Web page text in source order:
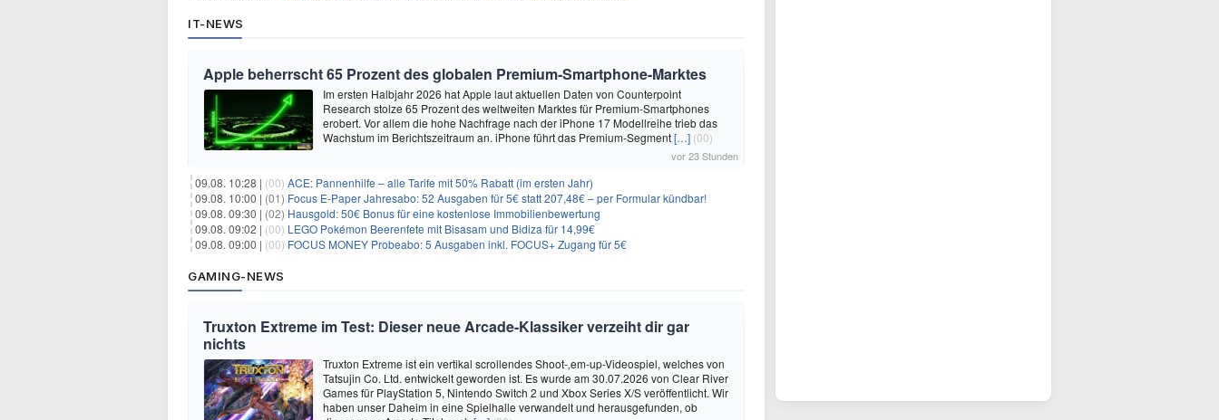
IT-NEWS
Apple beherrscht 65 Prozent des globalen Premium-Smartphone-Marktes
Im ersten Halbjahr 2026 hat Apple laut aktuellen Daten von Counterpoint
Research stolze 65 Prozent des weltweiten Marktes für Premium-Smartphones
erobert. Vor allem die hohe Nachfrage nach der iPhone 17 Modellreihe trieb das
Wachstum im Berichtszeitraum an. iPhone führt das Premium-Segment[…] (00)
vor 23 Stunden
09.08. 10:28 | (00) ACE: Pannenhilfe – alle Tarife mit 50% Rabatt (im ersten Jahr)
09.08. 10:00 | (01) Focus E-Paper Jahresabo: 52 Ausgaben für 5€ statt 207,48€ – per Formular kündbar!
09.08. 09:30 | (02) Hausgold: 50€ Bonus für eine kostenlose Immobilienbewertung
09.08. 09:02 | (00) LEGO Pokémon Beerenfete mit Bisasam und Bidiza für 14,99€
09.08. 09:00 | (00) FOCUS MONEY Probeabo: 5 Ausgaben inkl. FOCUS+ Zugang für 5€
GAMING-NEWS
Truxton Extreme im Test: Dieser neue Arcade-Klassiker verzeiht dir gar
nichts
Truxton Extreme ist ein vertikal scrollendes Shoot-‚em-up-Videospiel, welches von
Tatsujin Co. Ltd. entwickelt geworden ist. Es wurde am 30.07.2026 von Clear River
Games für PlayStation 5, Nintendo Switch 2 und Xbox Series X/S veröffentlicht. Wir
haben unser Daheim in eine Spielhalle verwandelt und herausgefunden, ob